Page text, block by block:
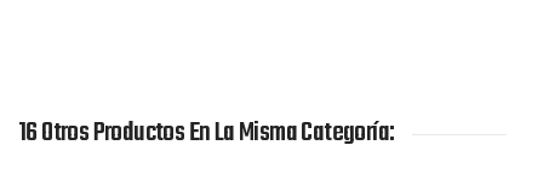
16 Otros Productos En La Misma Categoría: